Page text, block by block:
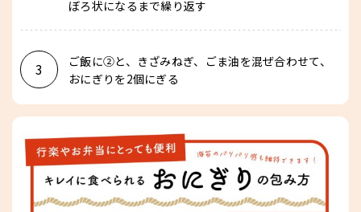
ぼろ状になるまで繰り返す
3
ご飯に②と、きざみねぎ、ごま油を混ぜ合わせて、
おにぎりを2個にぎる